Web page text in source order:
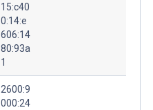
15:c40
0:14:e
606:14
80:93a
1
2600:9
000:24